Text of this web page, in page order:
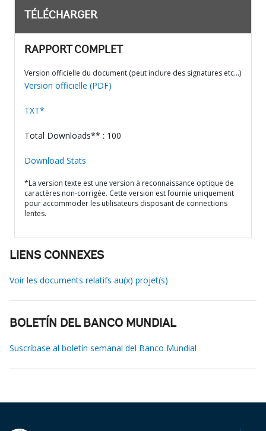
TÉLÉCHARGER
RAPPORT COMPLET
Version officielle du document (peut inclure des signatures etc…)
Version officielle (PDF)
TXT*
Total Downloads** : 100
Download Stats
*La version texte est une version à reconnaissance optique de
caractères non-corrigée. Cette version est fournie uniquement
pour accommoder les utilisateurs disposant de connections
lentes.
LIENS CONNEXES
Voir les documents relatifs au(x) projet(s)
BOLETÍN DEL BANCO MUNDIAL
Suscríbase al boletín semanal del Banco Mundial